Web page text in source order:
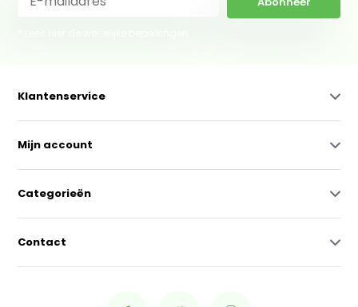
Klantenservice
Mijn account
Categorieën
Contact